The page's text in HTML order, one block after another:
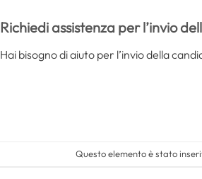
Richiedi assistenza per l’invio
Hai bisogno di aiuto per l’invio della
Questo elemento è stato